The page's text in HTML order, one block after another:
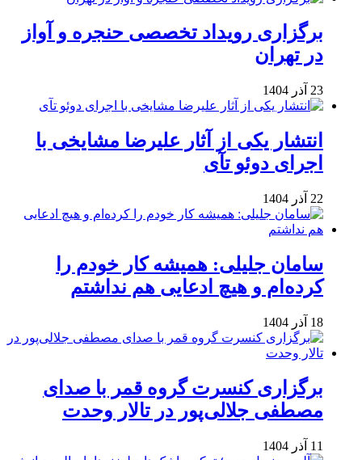
برگزاری رویداد تخصصی حنجره و آواز
در تهران
23 آذر 1404
انتشار یکی از آثار علیرضا مشایخی با
اجرای دوئو تآی
22 آذر 1404
سامان جلیلی: همیشه کار خودم را
کرده‌ام و هیچ ادعایی هم نداشتم
18 آذر 1404
برگزاری کنسرت گروه قمر با صدای
مصطفی جلالی‌پور در تالار وحدت
11 آذر 1404